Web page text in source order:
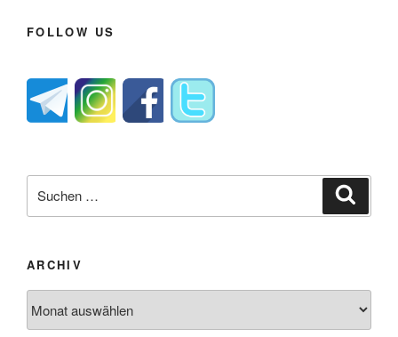
FOLLOW US
nach:
ARCHIV